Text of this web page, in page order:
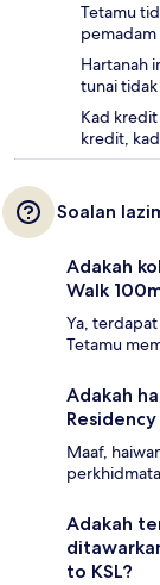
Tetamu
pemadam
Hartanah
tunai
Kad
kredit,
Soalan
Adakah
Walk
Ya,
Tetamu
Adakah
Maaf,
Adakah
to KSL?